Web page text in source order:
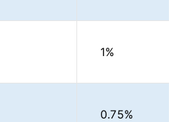
1%
0.75%